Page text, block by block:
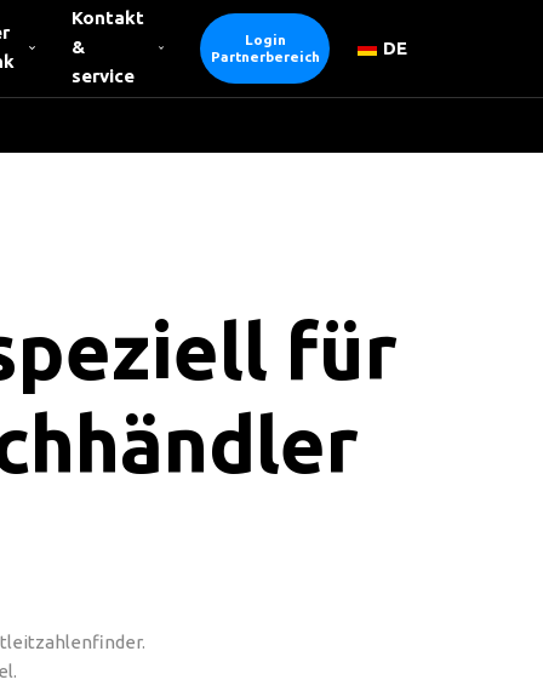
Kontakt
&
service
Login
Partnerbereich
DE
für